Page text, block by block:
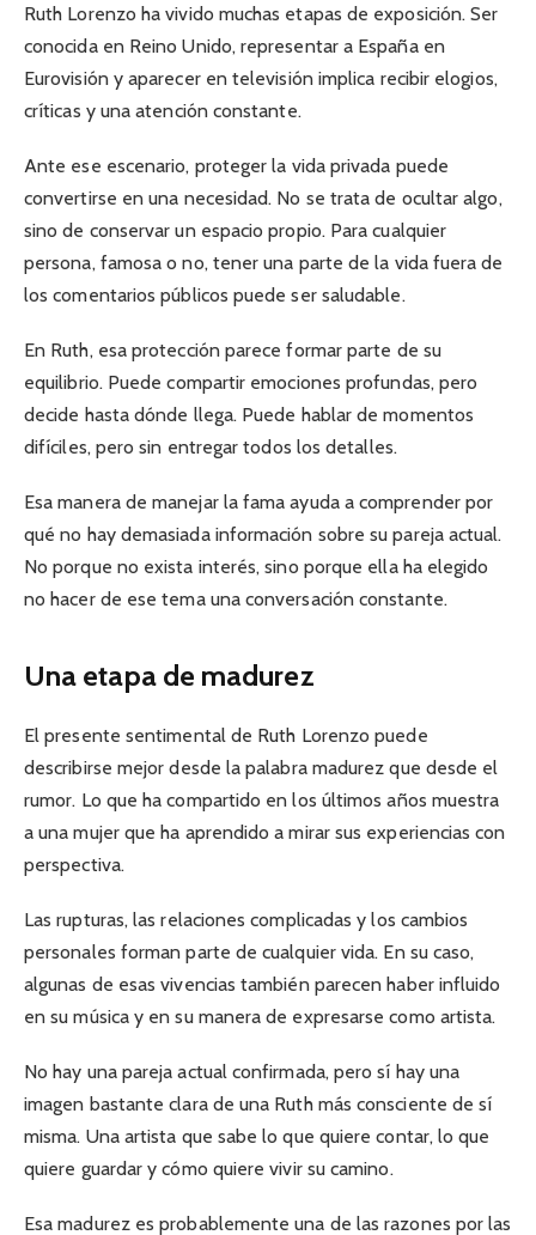
Ruth Lorenzo ha vivido muchas etapas de exposición. Ser
conocida en Reino Unido, representar a España en
Eurovisión y aparecer en televisión implica recibir elogios,
críticas y una atención constante.
Ante ese escenario, proteger la vida privada puede
convertirse en una necesidad. No se trata de ocultar algo,
sino de conservar un espacio propio. Para cualquier
persona, famosa o no, tener una parte de la vida fuera de
los comentarios públicos puede ser saludable.
En Ruth, esa protección parece formar parte de su
equilibrio. Puede compartir emociones profundas, pero
decide hasta dónde llega. Puede hablar de momentos
difíciles, pero sin entregar todos los detalles.
Esa manera de manejar la fama ayuda a comprender por
qué no hay demasiada información sobre su pareja actual.
No porque no exista interés, sino porque ella ha elegido
no hacer de ese tema una conversación constante.
Una etapa de madurez
El presente sentimental de Ruth Lorenzo puede
describirse mejor desde la palabra madurez que desde el
rumor. Lo que ha compartido en los últimos años muestra
a una mujer que ha aprendido a mirar sus experiencias con
perspectiva.
Las rupturas, las relaciones complicadas y los cambios
personales forman parte de cualquier vida. En su caso,
algunas de esas vivencias también parecen haber influido
en su música y en su manera de expresarse como artista.
No hay una pareja actual confirmada, pero sí hay una
imagen bastante clara de una Ruth más consciente de sí
misma. Una artista que sabe lo que quiere contar, lo que
quiere guardar y cómo quiere vivir su camino.
Esa madurez es probablemente una de las razones por las